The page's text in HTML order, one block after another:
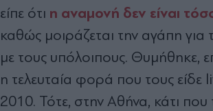
είπε ότι η αναμονή δεν είναι
καθώς μοιράζεται την αγάπη
με τους υπόλοιπους. Θυμήθηκε,
η τελευταία φορά που τους είδε
2010. Τότε, στην Αθήνα, κάτι